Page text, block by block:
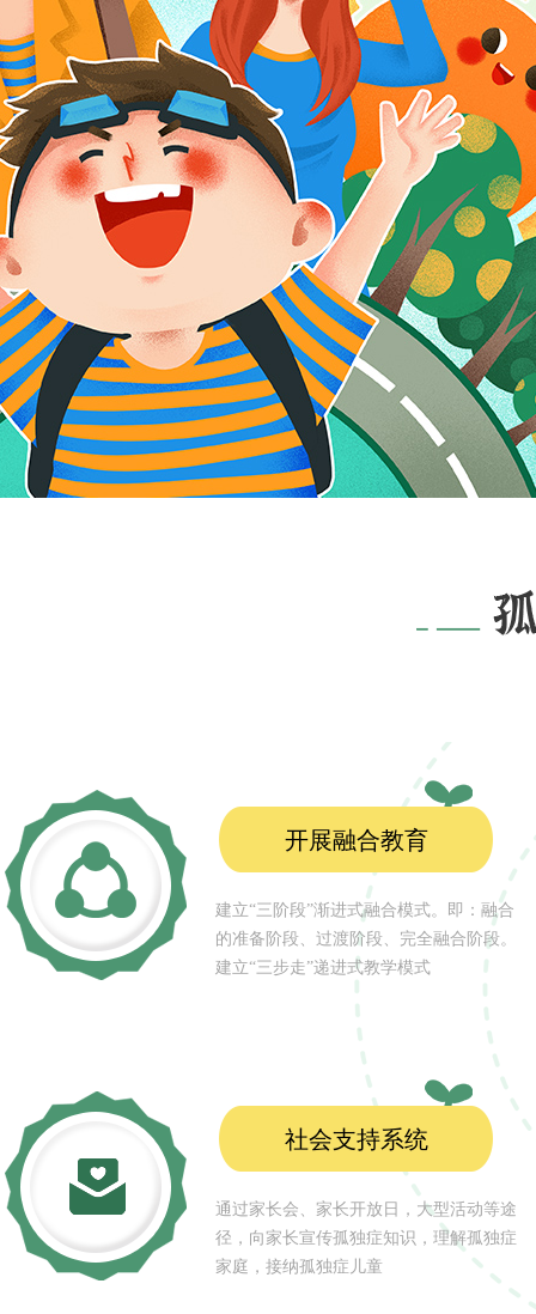
开展融合教育
建立“三阶段”渐进式融合模式。即：融合
的准备阶段、过渡阶段、完全融合阶段。
建立“三步走”递进式教学模式
社会支持系统
通过家长会、家长开放日，大型活动等途
径，向家长宣传孤独症知识，理解孤独症
家庭，接纳孤独症儿童